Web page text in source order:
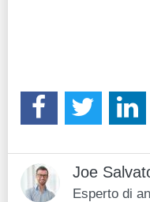
Joe
Esperto di